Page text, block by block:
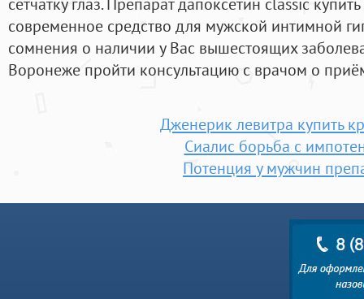
современное средство для мужской интимной
сомнения о наличии у Вас вышестоящих
Воронеже пройти консультацию с врачом о
Дженерик левитра купить
Сиалис борьба с
Потенция у мужчин